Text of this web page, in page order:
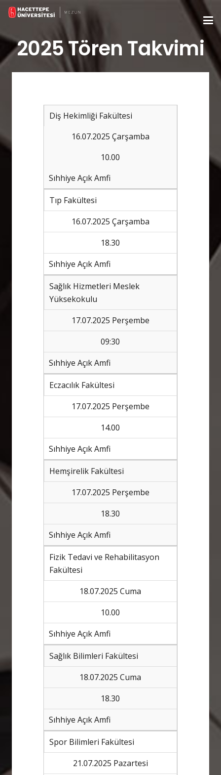
2025 Tören Takvimi
Diş Hekimliği Fakültesi
16.07.2025 Çarşamba
10.00
Sıhhiye Açık Amfi
Tıp Fakültesi
16.07.2025 Çarşamba
18.30
Sıhhiye Açık Amfi
Sağlık Hizmetleri Meslek
Yüksekokulu
17.07.2025 Perşembe
09:30
Sıhhiye Açık Amfi
Eczacılık Fakültesi
17.07.2025 Perşembe
14.00
Sıhhiye Açık Amfi
Hemşirelik Fakültesi
17.07.2025 Perşembe
18.30
Sıhhiye Açık Amfi
Fizik Tedavi ve Rehabilitasyon
Fakültesi
18.07.2025 Cuma
10.00
Sıhhiye Açık Amfi
Sağlık Bilimleri Fakültesi
18.07.2025 Cuma
18.30
Sıhhiye Açık Amfi
Spor Bilimleri Fakültesi
21.07.2025 Pazartesi